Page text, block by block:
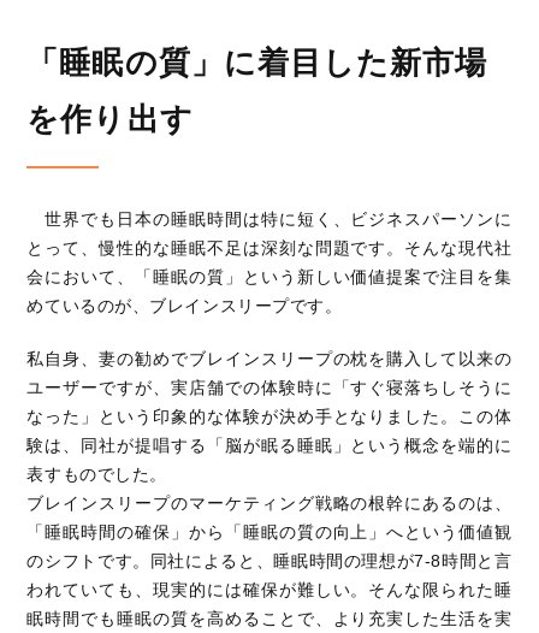
「睡眠の質」に着目した新市場
を作り出す
世界でも日本の睡眠時間は特に短く、ビジネスパーソンに
とって、慢性的な睡眠不足は深刻な問題です。そんな現代社
会において、「睡眠の質」という新しい価値提案で注目を集
めているのが、ブレインスリープです。
私自身、妻の勧めでブレインスリープの枕を購入して以来の
ユーザーですが、実店舗での体験時に「すぐ寝落ちしそうに
なった」という印象的な体験が決め手となりました。この体
験は、同社が提唱する「脳が眠る睡眠」という概念を端的に
表すものでした。
ブレインスリープのマーケティング戦略の根幹にあるのは、
「睡眠時間の確保」から「睡眠の質の向上」へという価値観
のシフトです。同社によると、睡眠時間の理想が7-8時間と言
われていても、現実的には確保が難しい。そんな限られた睡
眠時間でも睡眠の質を高めることで、より充実した生活を実